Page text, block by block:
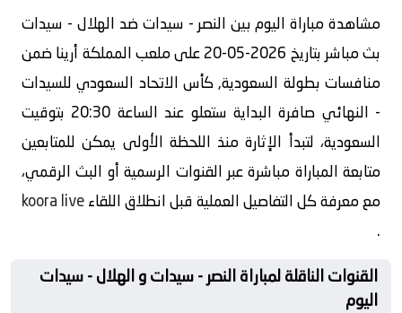
مشاهدة مباراة اليوم بين النصر - سيدات ضد الهلال - سيدات
بث مباشر بتاريخ 2026-05-20 على ملعب المملكة أرينا ضمن
منافسات بطولة السعودية, كأس الاتحاد السعودي للسيدات
- النهائي صافرة البداية ستعلو عند الساعة 20:30 بتوقيت
السعودية، لتبدأ الإثارة منذ اللحظة الأولى يمكن للمتابعين
متابعة المباراة مباشرة عبر القنوات الرسمية أو البث الرقمي،
مع معرفة كل التفاصيل العملية قبل انطلاق اللقاءkoora live
.
القنوات الناقلة لمباراة النصر - سيدات و الهلال - سيدات
اليوم